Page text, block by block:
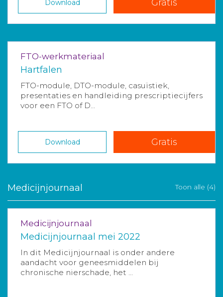
Download Gratis
FTO-werkmateriaal
Hartfalen
FTO-module, DTO-module, casuïstiek,
presentaties en handleiding prescriptiecijfers
voor een FTO of D...
Download Gratis
Medicijnjournaal Toon alle (4)
Medicijnjournaal
Medicijnjournaal mei 2022
In dit Medicijnjournaal is onder andere
aandacht voor geneesmiddelen bij
chronische nierschade, het ...